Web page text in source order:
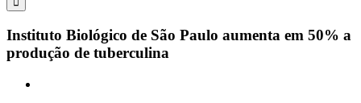
Instituto Biológico de São Paulo aumenta em 50% a
produção de tuberculina